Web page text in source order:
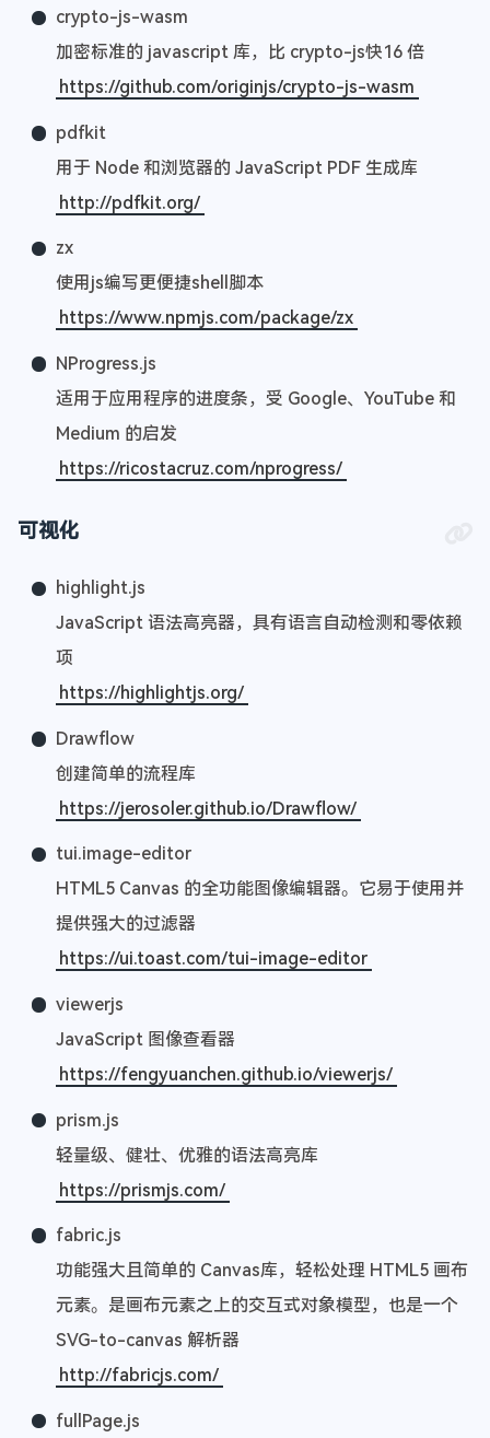
crypto-js-wasm
加密标准的 javascript 库，比 crypto-js快16 倍
https://github.com/originjs/crypto-js-wasm
pdfkit
用于 Node 和浏览器的 JavaScript PDF 生成库
http://pdfkit.org/
zx
使用js编写更便捷shell脚本
https://www.npmjs.com/package/zx
NProgress.js
适用于应用程序的进度条，受 Google、YouTube 和
Medium 的启发
https://ricostacruz.com/nprogress/
可视化
highlight.js
JavaScript 语法高亮器，具有语言自动检测和零依赖
项
https://highlightjs.org/
Drawflow
创建简单的流程库
https://jerosoler.github.io/Drawflow/
tui.image-editor
HTML5 Canvas 的全功能图像编辑器。它易于使用并
提供强大的过滤器
https://ui.toast.com/tui-image-editor
viewerjs
JavaScript 图像查看器
https://fengyuanchen.github.io/viewerjs/
prism.js
轻量级、健壮、优雅的语法高亮库
https://prismjs.com/
fabric.js
功能强大且简单的 Canvas库，轻松处理 HTML5 画布
元素。是画布元素之上的交互式对象模型，也是一个
SVG-to-canvas 解析器
http://fabricjs.com/
fullPage.js